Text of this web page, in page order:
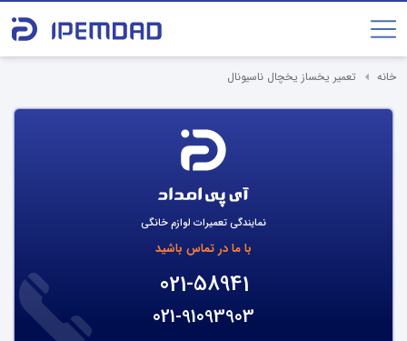
خانه تعمیر یخساز یخچال ناسیونال
نمایندگی تعمیرات لوازم خانگی
با ما در تماس باشید
021-58941
021-91093903